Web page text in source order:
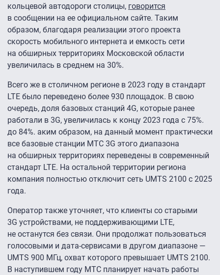
кольцевой автодороги столицы, говорится
в сообщении на ее официальном сайте. Таким
образом, благодаря реализации этого проекта
скорость мобильного интернета и емкость сети
на обширных территориях Московской области
увеличилась в среднем на 30%.
Всего же в столичном регионе в 2023 году в стандарт
LTE было переведено более 930 площадок. В свою
очередь, доля базовых станций 4G, которые ранее
работали в 3G, увеличилась к концу 2023 года с 75%.
до 84%. аким образом, на данный момент практически
все базовые станции МТС 3G этого диапазона
на обширных территориях переведены в современный
стандарт LTE. На остальной территории региона
компания полностью отключит сеть UMTS 2100 с 2025
года.
Оператор также уточняет, что клиенты со старыми
3G устройствами, не поддерживающими LTE,
не останутся без связи. Они продолжат пользоваться
голосовыми и дата-сервисами в другом диапазоне —
UMTS 900 МГц, охват которого превышает UMTS 2100.
В наступившем году МТС планирует начать работы